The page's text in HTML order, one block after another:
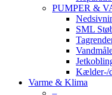
PUMPER &
SML
Kælder-/
Varme & Klima
–